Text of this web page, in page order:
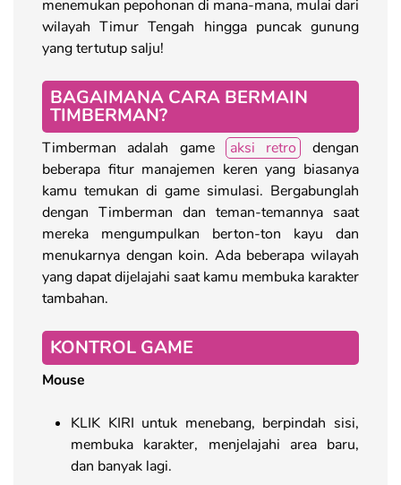
menemukan pepohonan di mana-mana, mulai dari
wilayah Timur Tengah hingga puncak gunung
yang tertutup salju!
BAGAIMANA CARA BERMAIN
TIMBERMAN?
Timberman adalah game aksi retro
dengan
beberapa fitur manajemen keren yang biasanya
kamu temukan di game simulasi. Bergabunglah
dengan Timberman dan teman-temannya saat
mereka mengumpulkan berton-ton kayu dan
menukarnya dengan koin. Ada beberapa wilayah
yang dapat dijelajahi saat kamu membuka karakter
tambahan.
KONTROL GAME
Mouse
KLIK KIRI untuk menebang, berpindah sisi,
membuka karakter, menjelajahi area baru,
dan banyak lagi.